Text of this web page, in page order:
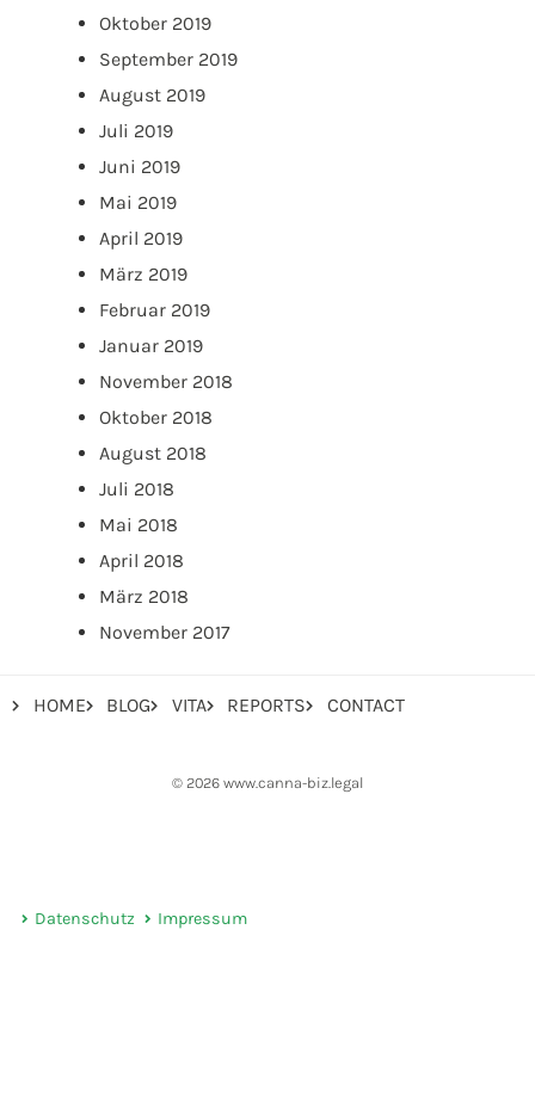
Oktober 2019
September 2019
August 2019
Juli 2019
Juni 2019
Mai 2019
April 2019
März 2019
Februar 2019
Januar 2019
November 2018
Oktober 2018
August 2018
Juli 2018
Mai 2018
April 2018
März 2018
November 2017
HOME BLOG VITA REPORTS CONTACT
© 2026 www.canna-biz.legal
Datenschutz Impressum